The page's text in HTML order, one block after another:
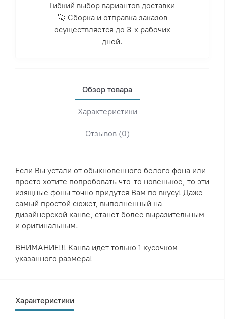
Гибкий выбор вариантов доставки
🚀 Сборка и отправка заказов
осуществляется до 3-х рабочих
дней.
Обзор товара
Характеристики
Отзывов (0)
Если Вы устали от обыкновенного белого фона или
просто хотите попробовать что-то новенькое, то эти
изящные фоны точно придутся Вам по вкусу! Даже
самый простой сюжет, выполненный на
дизайнерской канве, станет более выразительным
и оригинальным.
ВНИМАНИЕ!!! Канва идет только 1 кусочком
указанного размера!
Характеристики